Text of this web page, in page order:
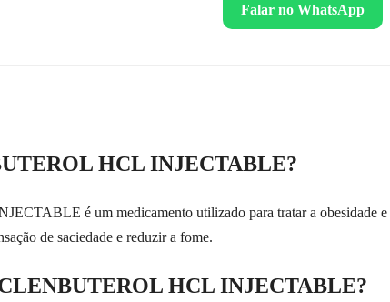
Falar no WhatsApp
HCL INJECTABLE?
é um medicamento utilizado para tratar a obesidade
de saciedade e reduzir a fome.
HCL INJECTABLE?